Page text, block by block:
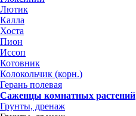
Лютик
Калла
Хоста
Пион
Иссоп
Котовник
Колокольчик (корн.)
Герань полевая
Саженцы комнатных растений
Грунты, дренаж